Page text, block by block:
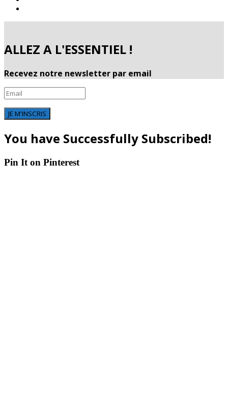
ALLEZ A L'ESSENTIEL !
Recevez notre newsletter par email
JE M'INSCRIS
You have Successfully Subscribed!
Pin It on Pinterest